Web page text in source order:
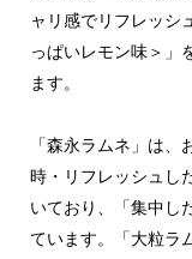
ャリ感でリフレッシ
っぱいレモン味＞」
ます。
「森永ラムネ」は
時・リフレッシュし
いており、「集中し
ています。「大粒ラ